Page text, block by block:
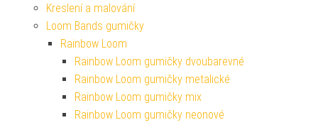
Kreslení a malování
Loom Bands gumičky
Rainbow Loom
Rainbow Loom gumičky dvoubarevné
Rainbow Loom gumičky metalické
Rainbow Loom gumičky mix
Rainbow Loom gumičky neonové